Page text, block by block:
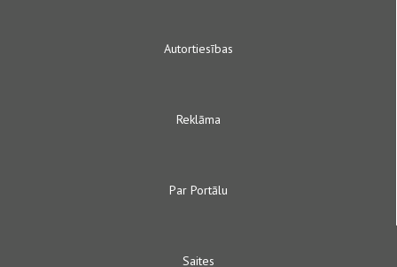
Autortiesības
Reklāma
Par Portālu
Saites